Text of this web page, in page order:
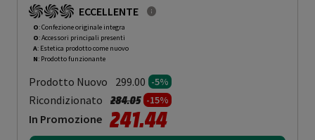
ECCELLENTE
O: Confezione originale integra
O: Accessori principali presenti
A: Estetica prodotto come nuovo
N: Prodotto funzionante
Prodotto Nuovo 299.00 -5%
Ricondizionato Prezzo ridotto da
284.05a-15%
In Promozione 241.44